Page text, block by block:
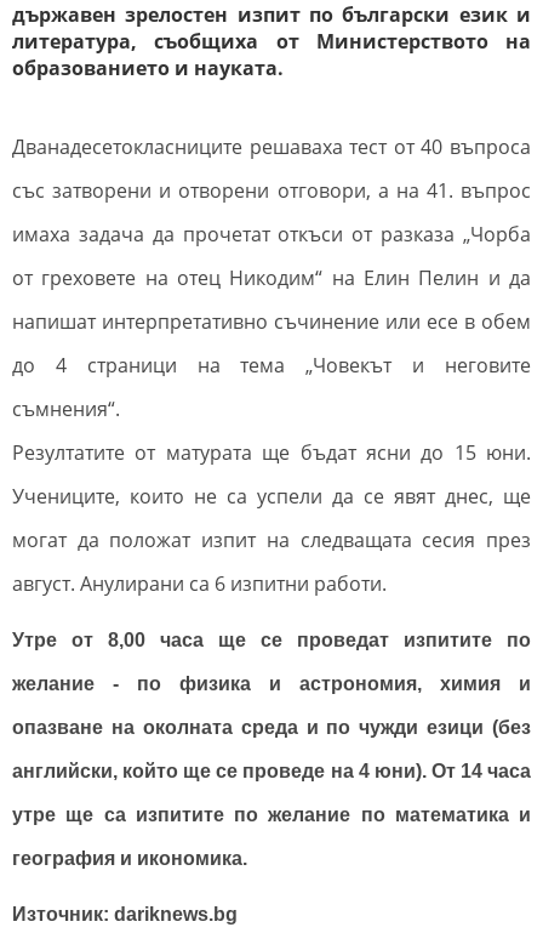
държавен зрелостен изпит по български език и
литература, съобщиха от Министерството на
образованието и науката.
Дванадесетокласниците решаваха тест от 40 въпроса
със затворени и отворени отговори, а на 41. въпрос
имаха задача да прочетат откъси от разказа „Чорба
от греховете на отец Никодим“ на Елин Пелин и да
напишат интерпретативно съчинение или есе в обем
до 4 страници на тема „Човекът и неговите
съмнения“.
Резултатите от матурата ще бъдат ясни до 15 юни.
Учениците, които не са успели да се явят днес, ще
могат да положат изпит на следващата сесия през
август. Анулирани са 6 изпитни работи.
Утре от 8,00 часа ще се проведат изпитите по
желание - по физика и астрономия, химия и
опазване на околната среда и по чужди езици (без
английски, който ще се проведе на 4 юни). От 14 часа
утре ще са изпитите по желание по математика и
география и икономика.
Източник: dariknews.bg